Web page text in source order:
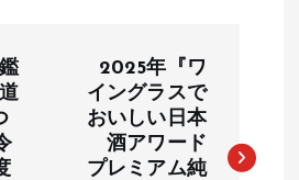
2025年『ワ
イングラスで
おいしい日本
酒アワード
プレミアム純